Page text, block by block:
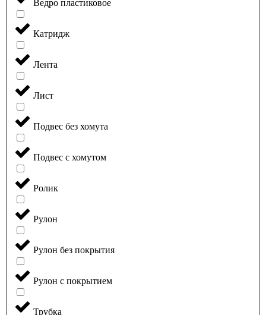
Ведро пластиковое
Катридж
Лента
Лист
Подвес без хомута
Подвес с хомутом
Ролик
Рулон
Рулон без покрытия
Рулон с покрытием
Трубка